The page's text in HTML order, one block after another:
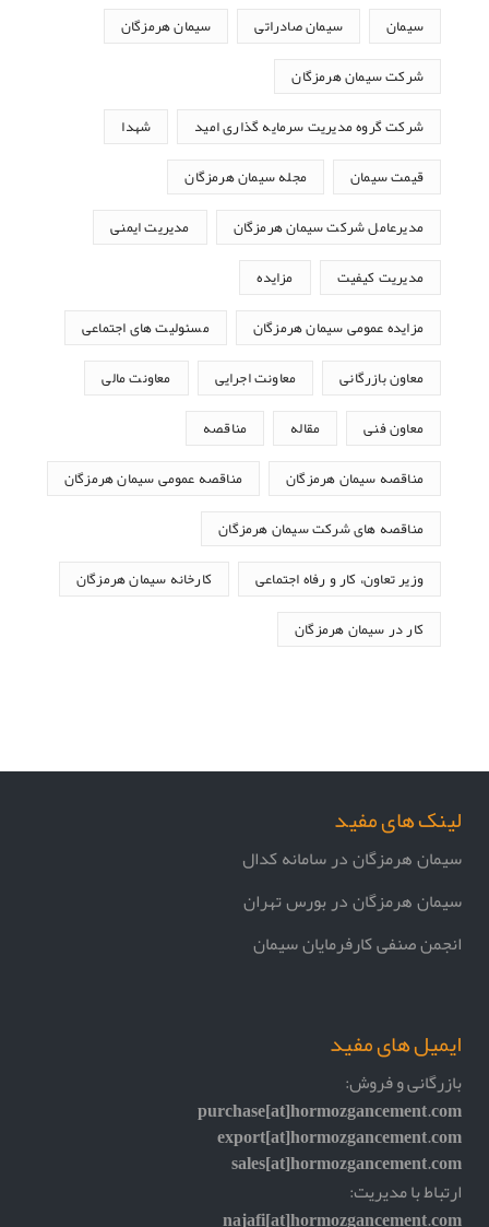
سیمان سیمان صادراتی سیمان هرمزگان
شرکت سیمان هرمزگان
شرکت گروه مدیریت سرمایه گذاری امید شهدا
قیمت سیمان مجله سیمان هرمزگان
مدیرعامل شرکت سیمان هرمزگان مدیریت ایمنی
مدیریت کیفیت مزایده
مزایده عمومی سیمان هرمزگان مسئولیت های اجتماعی
معاون بازرگانی معاونت اجرایی معاونت مالی
معاون فنی مقاله مناقصه
مناقصه سیمان هرمزگان مناقصه عمومی سیمان هرمزگان
مناقصه های شرکت سیمان هرمزگان
وزیر تعاون، کار و رفاه اجتماعی کارخانه سیمان هرمزگان
کار در سیمان هرمزگان
لینک های مفید
سیمان هرمزگان در سامانه کدال
سیمان هرمزگان در بورس تهران
انجمن صنفی کارفرمایان سیمان
ایمیل های مفید
بازرگانی و فروش:
purchase[at]hormozgancement.com
export[at]hormozgancement.com
sales[at]hormozgancement.com
ارتباط با مدیریت: